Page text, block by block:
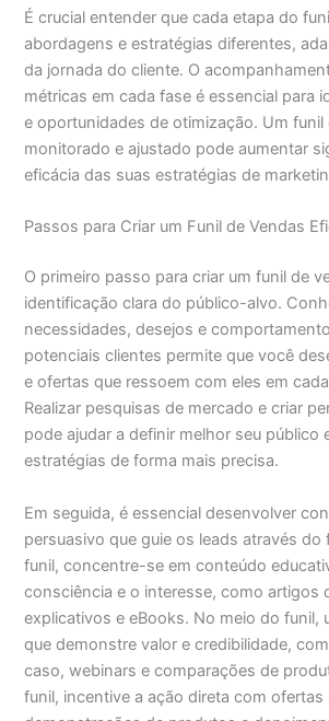
É crucial entender que cada etapa do
abordagens e estratégias diferentes,
da jornada do cliente. O
métricas em cada fase é essencial para
e oportunidades de otimização. Um funil
monitorado e ajustado pode aumentar
eficácia das suas estratégias de
Passos para Criar um Funil de Vendas
O primeiro passo para criar um funil de
identificação clara do público-alvo.
necessidades, desejos e
potenciais clientes permite que você
e ofertas que ressoem com eles em
Realizar pesquisas de mercado e criar
pode ajudar a definir melhor seu público
estratégias de forma mais precisa.
Em seguida, é essencial desenvolver
persuasivo que guie os leads através
funil, concentre-se em conteúdo
consciência e o interesse, como artigos
explicativos e eBooks. No meio do funil,
que demonstre valor e credibilidade,
caso, webinars e comparações de
funil, incentive a ação direta com ofertas